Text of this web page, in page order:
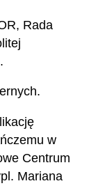
Rada
w
Centrum
Mariana